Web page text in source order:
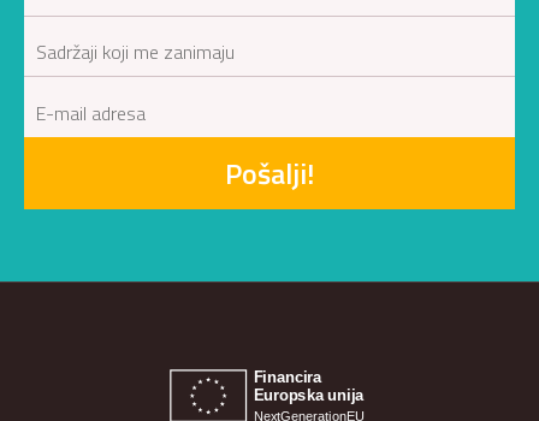
Pošalji!